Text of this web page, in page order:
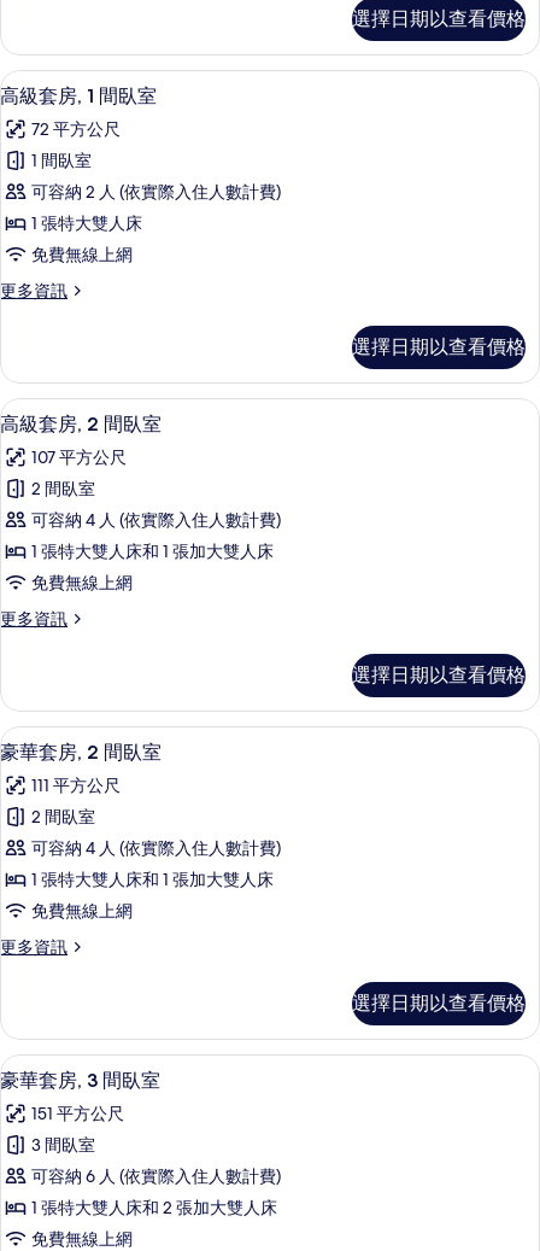
大
雙
人
床
的
所
有
相
片
客
房,
1
特
大
人
床
的
詳
情
選擇日期以查看價格
顯
示
高
級
套
房,
間
室
的
所
有
相
片
高級套房, 1 間臥室 | 高級寢具、羽絨
5
高級套房, 1 間臥室
72 平方公尺
1 間臥室
可容納 2 人 (依實際入住人數計費)
1 張特大雙人床
免費無線上網
更多資訊
更
套
房,
1
臥
室
詳
情
選擇日期以查看價格
顯
示
高
級
套
房,
間
室
的
所
有
相
片
高級套房, 2 間臥室 | 高級寢具、羽絨
5
高級套房, 2 間臥室
107 平方公尺
2 間臥室
可容納 4 人 (依實際入住人數計費)
1 張特大雙人床和 1 張加大雙人床
免費無線上網
更多資訊
更
套
房,
2
臥
室
詳
情
選擇日期以查看價格
顯
示
豪
華
套
房,
間
室
的
所
有
相
片
豪華套房, 2 間臥室 | 高級寢具、羽絨
7
豪華套房, 2 間臥室
111 平方公尺
2 間臥室
可容納 4 人 (依實際入住人數計費)
1 張特大雙人床和 1 張加大雙人床
免費無線上網
更多資訊
更
套
房,
2
臥
室
詳
情
選擇日期以查看價格
顯
示
豪
華
套
房,
豪華套房, 3 間臥室 | 高級寢具、羽絨
8
豪華套房, 3 間臥室
151 平方公尺
3 間臥室
可容納 6 人 (依實際入住人數計費)
1 張特大雙人床和 2 張加大雙人床
免費無線上網